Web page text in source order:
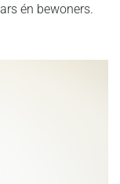
én bewoners.